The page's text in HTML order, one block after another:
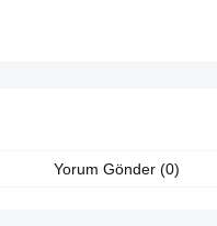
Yorum Gönder (0)